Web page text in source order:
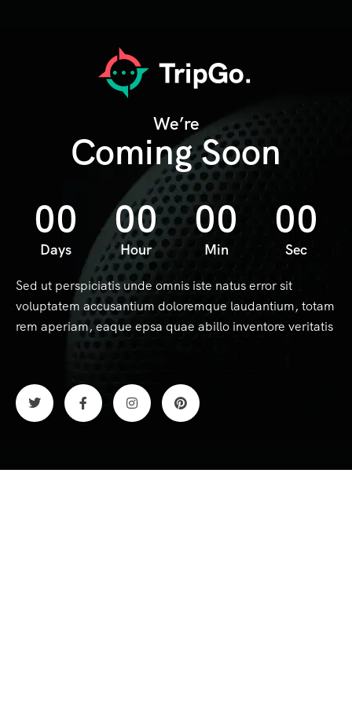
We’re
Coming Soon
00
Days
00
Hour
00
Min
00
Sec
Sed ut perspiciatis unde omnis iste natus error sit
voluptatem accusantium doloremque laudantium, totam
rem aperiam, eaque epsa quae abillo inventore veritatis